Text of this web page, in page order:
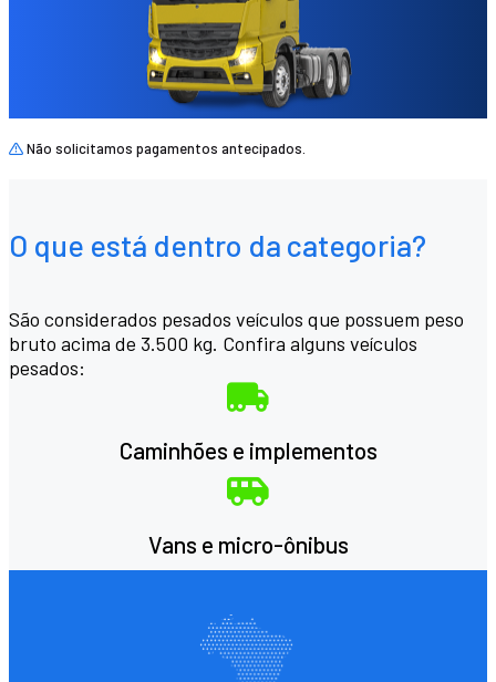
Não solicitamos pagamentos antecipados.
O que está dentro da categoria?
São considerados pesados veículos que possuem peso
bruto acima de 3.500 kg. Confira alguns veículos
pesados:
Caminhões e implementos
Vans e micro-ônibus